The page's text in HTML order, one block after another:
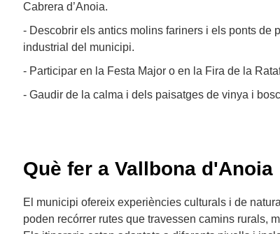
Cabrera d’Anoia.
- Descobrir els antics molins fariners i els ponts de
industrial del municipi.
- Participar en la Festa Major o en la Fira de la
- Gaudir de la calma i dels paisatges de vinya i
Què fer a Vallbona d'Anoia
El municipi ofereix experiències culturals i de
poden recórrer rutes que travessen camins rurals,